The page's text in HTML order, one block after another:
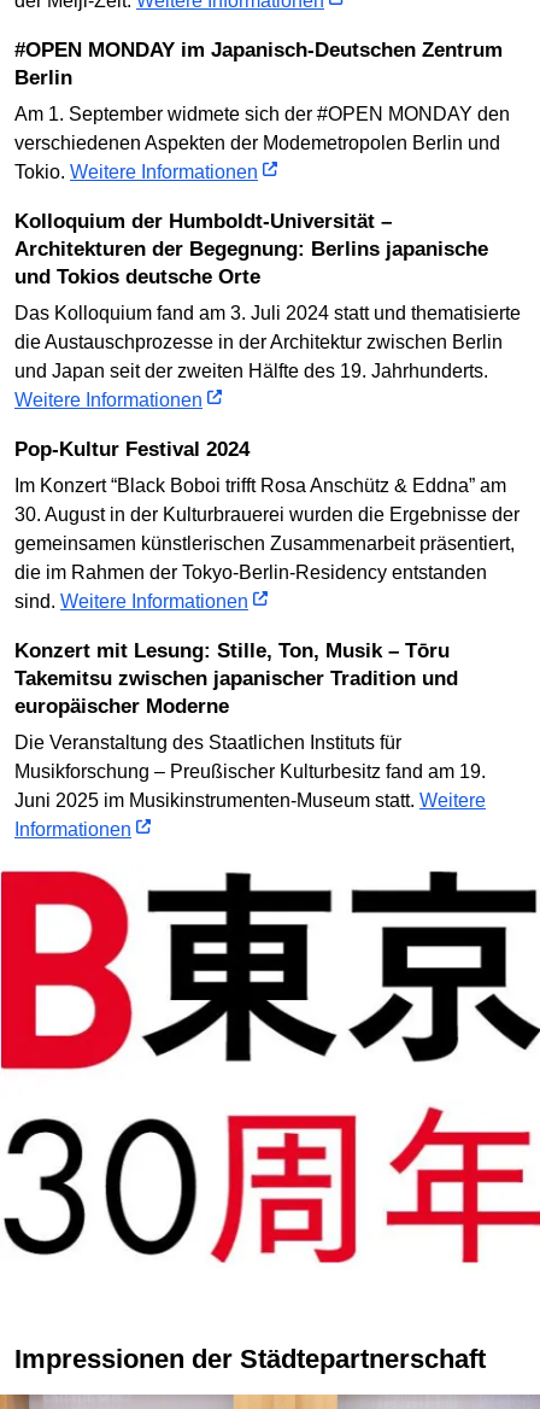
#OPEN MONDAY im Japanisch-Deutschen Zentrum
Berlin
Am 1. September widmete sich der #OPEN MONDAY den
verschiedenen Aspekten der Modemetropolen Berlin und
Tokio. Weitere Informationen
Kolloquium der Humboldt-Universität –
Architekturen der Begegnung: Berlins japanische
und Tokios deutsche Orte
Das Kolloquium fand am 3. Juli 2024 statt und thematisierte
die Austauschprozesse in der Architektur zwischen Berlin
und Japan seit der zweiten Hälfte des 19. Jahrhunderts.
Weitere Informationen
Pop-Kultur Festival 2024
Im Konzert “Black Boboi trifft Rosa Anschütz & Eddna” am
30. August in der Kulturbrauerei wurden die Ergebnisse der
gemeinsamen künstlerischen Zusammenarbeit präsentiert,
die im Rahmen der Tokyo-Berlin-Residency entstanden
sind. Weitere Informationen
Konzert mit Lesung: Stille, Ton, Musik – Tōru
Takemitsu zwischen japanischer Tradition und
europäischer Moderne
Die Veranstaltung des Staatlichen Instituts für
Musikforschung – Preußischer Kulturbesitz fand am 19.
Juni 2025 im Musikinstrumenten-Museum statt. Weitere
Informationen
Impressionen der Städtepartnerschaft